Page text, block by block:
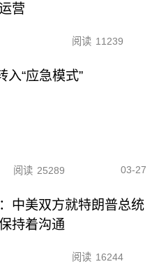
营
阅读 11239
入“应急模式”
阅读 25289 03-27
中美双方就特朗普总统
持着沟通
阅读 16244